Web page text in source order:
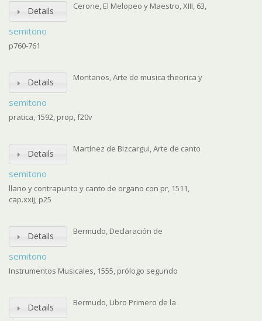
Details
semitono
Cerone, El Melopeo y Maestro, XIII, 63,
p760-761
Details
semitono
Montanos, Arte de musica theorica y
pratica, 1592, prop, f20v
Details
semitono
Martínez de Bizcargui, Arte de canto
llano y contrapunto y canto de organo con pr, 1511,
cap.xxij; p25
Details
semitono
Bermudo, Declaración de
Instrumentos Musicales, 1555, prólogo segundo
Details Bermudo, Libro Primero de la